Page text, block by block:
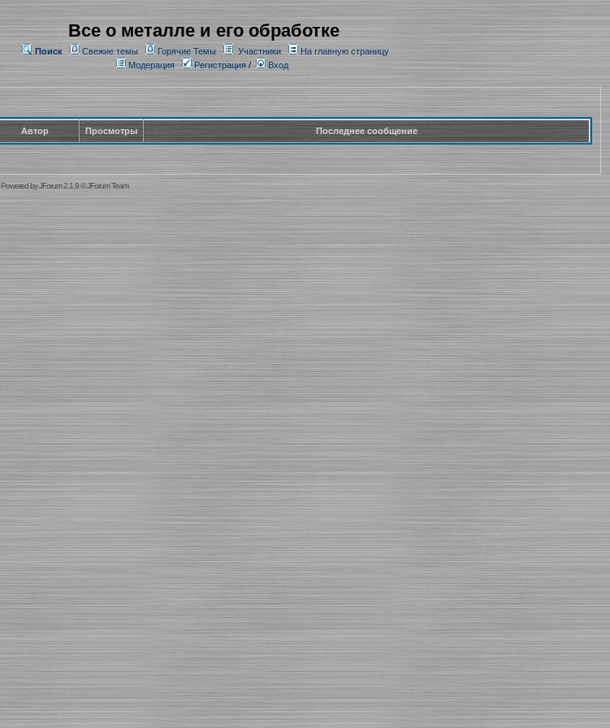
Все о металле и его обработке
Поиск Свежие темы Горячие Темы Участники
На главную страницу
Модерация
Регистрация/ Вход
Автор Просмотры Последнее сообщение
Powered byJForum 2.1.9©JForum Team